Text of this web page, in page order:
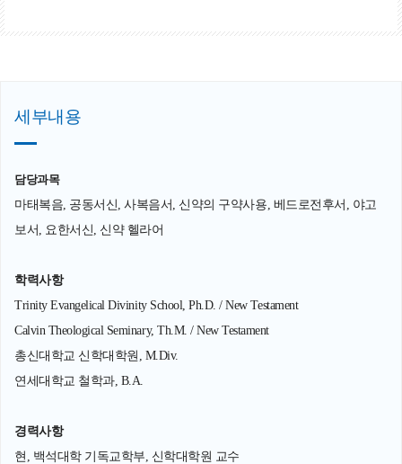
세부내용
담당과목
마태복음, 공동서신, 사복음서, 신약의 구약사용, 베드로전후서, 야고
보서, 요한서신, 신약 헬라어
학력사항
Trinity Evangelical Divinity School, Ph.D. / New Testament
Calvin Theological Seminary, Th.M. / New Testament
총신대학교 신학대학원, M.Div.
연세대학교 철학과, B.A.
경력사항
현, 백석대학 기독교학부, 신학대학원 교수